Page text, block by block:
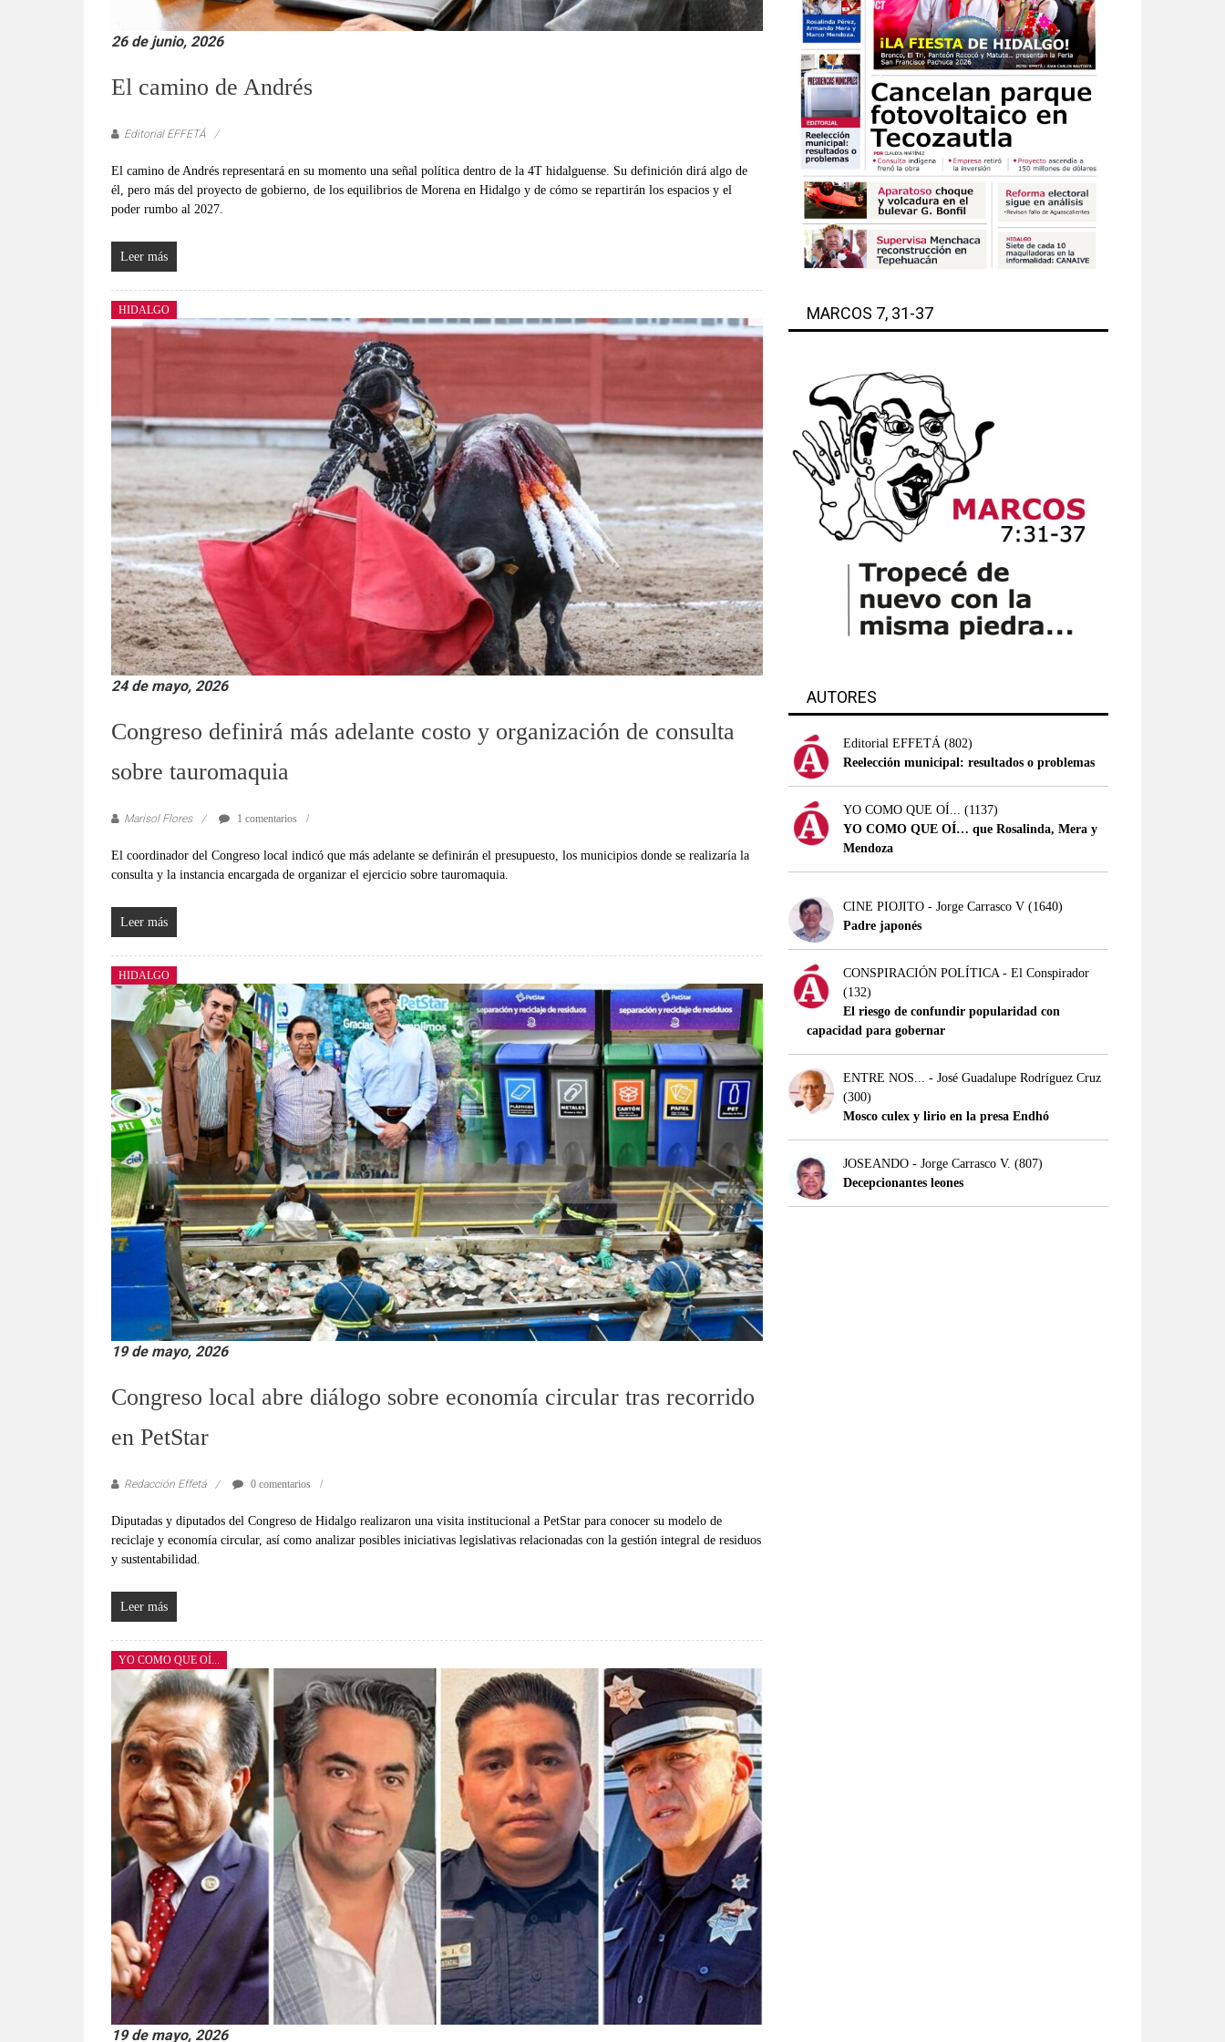
26 de junio, 2026
El camino de Andrés
Editorial EFFETÁ
El camino de Andrés representará en su momento una señal política dentro de la 4T hidalguense. Su definición dirá algo de
él, pero más del proyecto de gobierno, de los equilibrios de Morena en Hidalgo y de cómo se repartirán los espacios y el
poder rumbo al 2027.
Leer más
HIDALGO
24 de mayo, 2026
Congreso definirá más adelante costo y organización de consulta
sobre tauromaquia
Marisol Flores 1 comentarios
El coordinador del Congreso local indicó que más adelante se definirán el presupuesto, los municipios donde se realizaría la
consulta y la instancia encargada de organizar el ejercicio sobre tauromaquia.
Leer más
HIDALGO
19 de mayo, 2026
Congreso local abre diálogo sobre economía circular tras recorrido
en PetStar
Redacción Effetá 0 comentarios
Diputadas y diputados del Congreso de Hidalgo realizaron una visita institucional a PetStar para conocer su modelo de
reciclaje y economía circular, así como analizar posibles iniciativas legislativas relacionadas con la gestión integral de residuos
y sustentabilidad.
Leer más
YO COMO QUE OÍ...
19 de mayo, 2026
MARCOS 7, 31-37
AUTORES
Editorial EFFETÁ (802)
Reelección municipal: resultados o problemas
YO COMO QUE OÍ... (1137)
YO COMO QUE OÍ… que Rosalinda, Mera y
Mendoza
CINE PIOJITO - Jorge Carrasco V (1640)
Padre japonés
CONSPIRACIÓN POLÍTICA - El Conspirador
(132)
El riesgo de confundir popularidad con
capacidad para gobernar
ENTRE NOS... - José Guadalupe Rodríguez Cruz
(300)
Mosco culex y lirio en la presa Endhó
JOSEANDO - Jorge Carrasco V. (807)
Decepcionantes leones